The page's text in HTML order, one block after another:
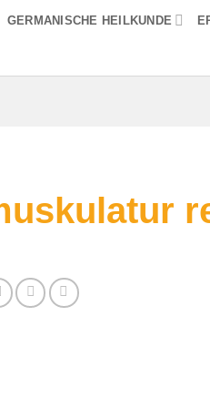
GERMANISCHE HEILKUNDE